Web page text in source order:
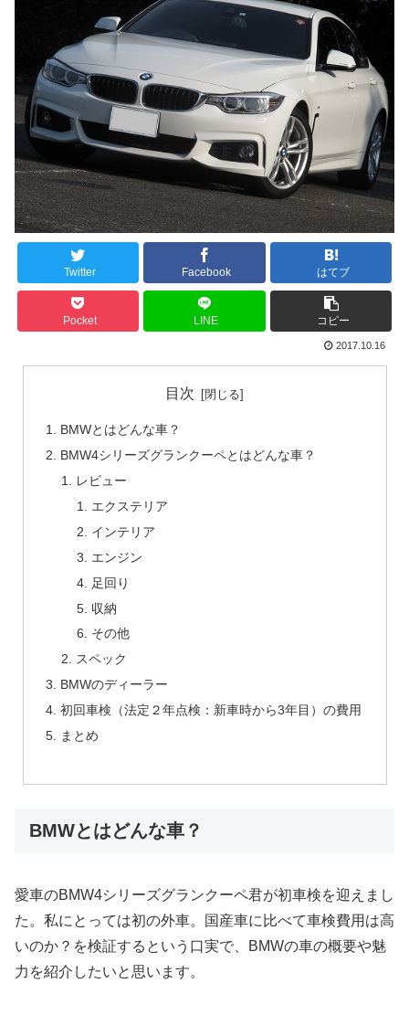
Twitter Facebook はてブ
Pocket LINE コピー
2017.10.16
目次
BMWとはどんな車？
BMW4シリーズグランクーペとはどんな車？
レビュー
エクステリア
インテリア
エンジン
足回り
収納
その他
スペック
BMWのディーラー
初回車検（法定２年点検：新車時から3年目）の費用
まとめ
BMWとはどんな車？
愛車のBMW4シリーズグランクーペ君が初車検を迎えまし
た。私にとっては初の外車。国産車に比べて車検費用は高
いのか？を検証するという口実で、BMWの車の概要や魅
力を紹介したいと思います。